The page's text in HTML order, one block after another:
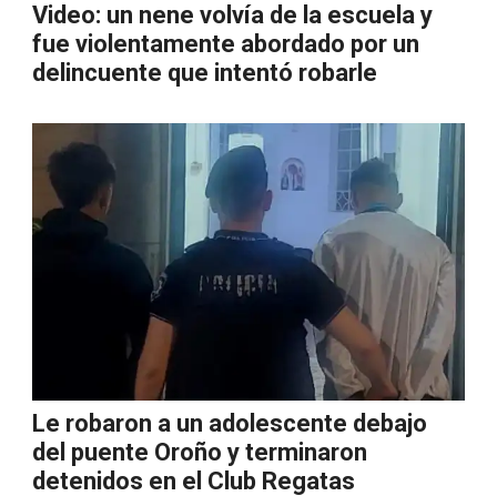
Video: un nene volvía de la escuela y
fue violentamente abordado por un
delincuente que intentó robarle
Le robaron a un adolescente debajo
del puente Oroño y terminaron
detenidos en el Club Regatas